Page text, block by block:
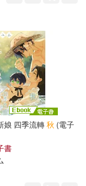
娘 四季流轉秋 (電子
書